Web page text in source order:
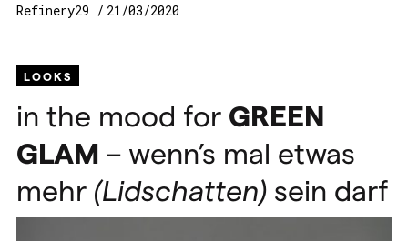
Refinery29 21/03/2020
LOOKS
in the mood for GREEN
GLAM – wenn’s mal etwas
mehr (Lidschatten) sein darf